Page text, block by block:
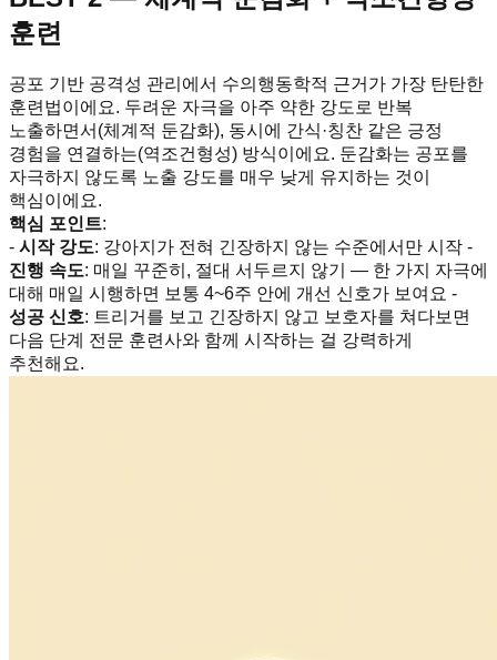
훈련
공포 기반 공격성 관리에서 수의행동학적 근거가 가장 탄탄한
훈련법이에요. 두려운 자극을 아주 약한 강도로 반복
노출하면서(체계적 둔감화), 동시에 간식·칭찬 같은 긍정
경험을 연결하는(역조건형성) 방식이에요. 둔감화는 공포를
자극하지 않도록 노출 강도를 매우 낮게 유지하는 것이
핵심이에요.
핵심 포인트:
- 시작 강도: 강아지가 전혀 긴장하지 않는 수준에서만 시작 -
진행 속도: 매일 꾸준히, 절대 서두르지 않기 — 한 가지 자극에
대해 매일 시행하면 보통 4~6주 안에 개선 신호가 보여요 -
성공 신호: 트리거를 보고 긴장하지 않고 보호자를 쳐다보면
다음 단계 전문 훈련사와 함께 시작하는 걸 강력하게
추천해요.